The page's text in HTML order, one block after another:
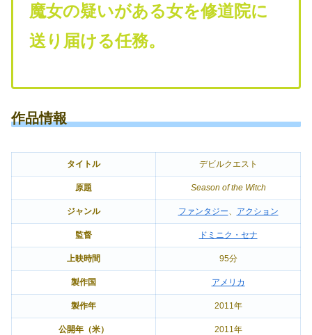
魔女の疑いがある女を修道院に
送り届ける任務。
作品情報
タイトル デビルクエスト
原題 Season of the Witch
ジャンル ファンタジー、 アクション
監督 ドミニク・セナ
上映時間 95分
製作国 アメリカ
製作年 2011年
公開年（米） 2011年